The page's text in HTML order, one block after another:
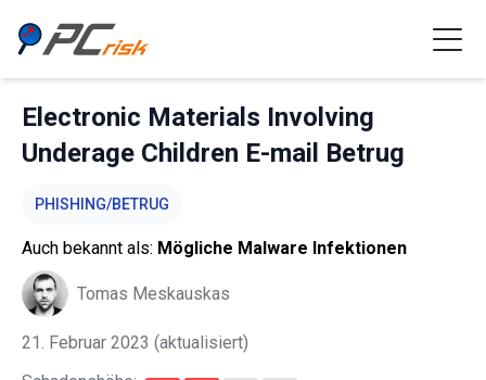
Electronic Materials Involving
Underage Children E-mail Betrug
PHISHING/BETRUG
Auch bekannt als: Mögliche Malware Infektionen
Tomas Meskauskas
21. Februar 2023 (aktualisiert)